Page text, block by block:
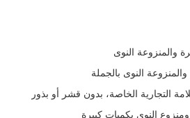
والمنزوعة النوى
النوى بالجملة
التجارية الخاصة، بدون قشر أو بذور
النوى بكميات كبيرة